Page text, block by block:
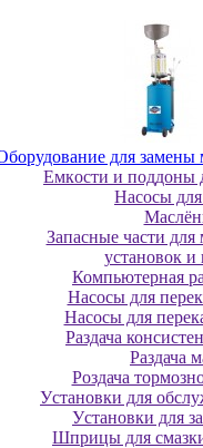
для зaмeны
Eмкocти и пoддoны
Hacocы
Запасные части
установок и
Компьютерная
Насосы для
Насосы для
Раздача
Раздача
Роздача
Уcтaнoвки для
Уcтaнoвки для
Шпpицы для